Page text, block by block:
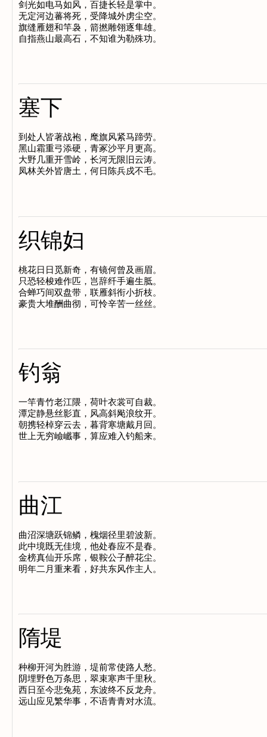
剑光如电马如风，百捷长轻是掌中。
无定河边蕃将死，受降城外虏尘空。
旗缝雁翅和竿袅，箭撚雕翎逐隼雄。
塞下
到处人皆著战袍，麾旗风紧马蹄劳。
黑山霜重弓添硬，青冢沙平月更高。
大野几重开雪岭，长河无限旧云涛。
织锦妇
桃花日日觅新奇，有镜何曾及画眉。
只恐轻梭难作匹，岂辞纤手遍生胝。
合蝉巧间双盘带，联雁斜衔小折枝。
钓翁
一竿青竹老江隈，荷叶衣裳可自裁。
潭定静悬丝影直，风高斜飐浪纹开。
朝携轻棹穿云去，暮背寒塘戴月回。
曲江
曲沼深塘跃锦鳞，槐烟径里碧波新。
此中境既无佳境，他处春应不是春。
金榜真仙开乐席，银鞍公子醉花尘。
隋堤
种柳开河为胜游，堤前常使路人愁。
阴埋野色万条思，翠束寒声千里秋。
西日至今悲兔苑，东波终不反龙舟。